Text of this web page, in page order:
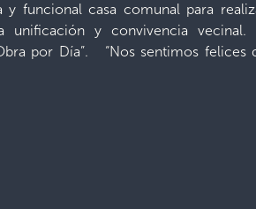
funcional casa comunal para
unificación y convivencia vecinal.
por Día”. “Nos sentimos felices